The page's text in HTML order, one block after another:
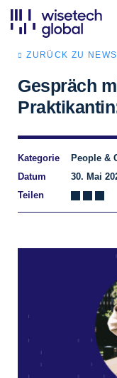
ZURÜCK ZU NEWS
Gespräch
Kategorie
People &
Datum
30. Mai
Teilen